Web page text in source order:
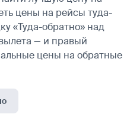
цены на рейсы туда-
«Туда-обратно» над
— и правый
цены на обратные